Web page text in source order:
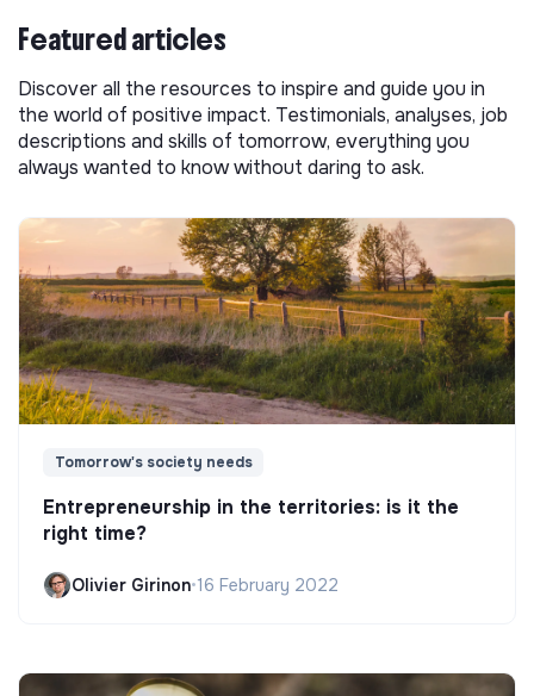
Featured articles
Discover all the resources to inspire and guide you in
the world of positive impact. Testimonials, analyses, job
descriptions and skills of tomorrow, everything you
always wanted to know without daring to ask.
Tomorrow's society needs
Entrepreneurship in the territories: is it the
right time?
Olivier Girinon•16 February 2022